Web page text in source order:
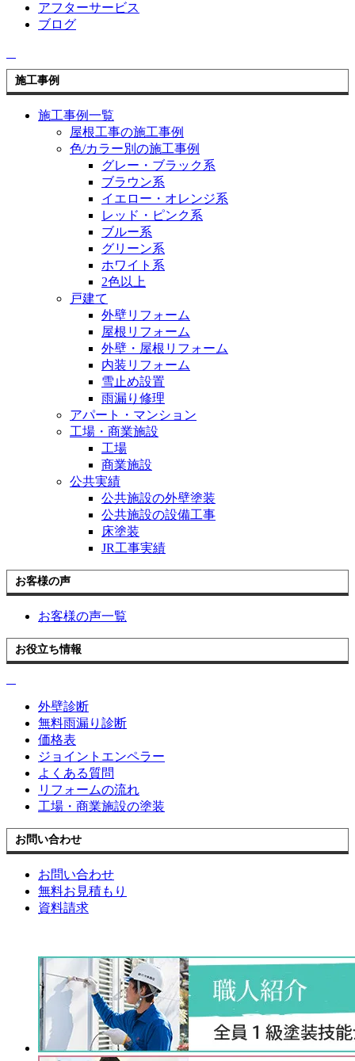
アフターサービス
ブログ
施工事例
施工事例一覧
屋根工事の施工事例
色/カラー別の施工事例
グレー・ブラック系
ブラウン系
イエロー・オレンジ系
レッド・ピンク系
ブルー系
グリーン系
ホワイト系
2色以上
戸建て
外壁リフォーム
屋根リフォーム
外壁・屋根リフォーム
内装リフォーム
雪止め設置
雨漏り修理
アパート・マンション
工場・商業施設
工場
商業施設
公共実績
公共施設の外壁塗装
公共施設の設備工事
床塗装
JR工事実績
お客様の声
お客様の声一覧
お役立ち情報
外壁診断
無料雨漏り診断
価格表
ジョイントエンペラー
よくある質問
リフォームの流れ
工場・商業施設の塗装
お問い合わせ
お問い合わせ
無料お見積もり
資料請求